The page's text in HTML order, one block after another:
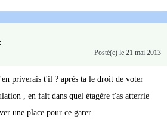
Posté(e) le 21 mai 2013
priverais t'il ? après ta le droit de voter
, en fait dans quel étagère t'as atterrie
une place pour ce garer .